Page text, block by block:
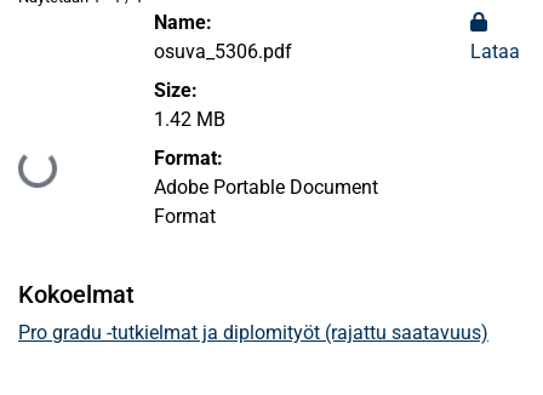
Ladataan...
Name:
osuva_5306.pdf
Size:
1.42 MB
Format:
Adobe Portable Document
Format
Lataa
Kokoelmat
Pro gradu -tutkielmat ja diplomityöt (rajattu saatavuus)